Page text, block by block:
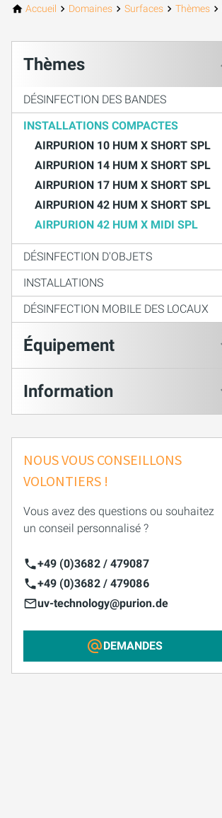
Accueil Domaines Surfaces Thèmes
Thèmes
DÉSINFECTION DES BANDES
INSTALLATIONS COMPACTES
AIRPURION 10 HUM X SHORT SPL
AIRPURION 14 HUM X SHORT SPL
AIRPURION 17 HUM X SHORT SPL
AIRPURION 42 HUM X SHORT SPL
AIRPURION 42 HUM X MIDI SPL
DÉSINFECTION D'OBJETS
INSTALLATIONS
DÉSINFECTION MOBILE DES LOCAUX
Équipement
Information
NOUS VOUS CONSEILLONS
VOLONTIERS !
Vous avez des questions ou souhaitez
un conseil personnalisé ?
+49 (0)3682 / 479087
+49 (0)3682 / 479086
uv-technology@purion.de
DEMANDES